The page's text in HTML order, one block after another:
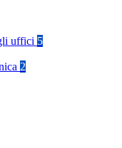
uffici 5
2